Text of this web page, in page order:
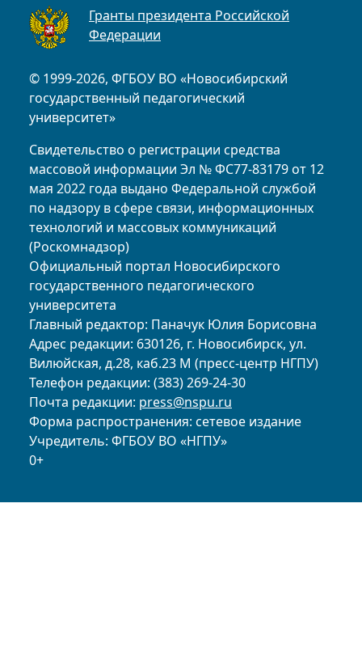
© 1999-2026, ФГБОУ ВО «Новосибирский
государственный педагогический
университет»
Свидетельство о регистрации средства
массовой информации Эл № ФС77-83179 от 12
мая 2022 года выдано Федеральной службой
по надзору в сфере связи, информационных
технологий и массовых коммуникаций
(Роскомнадзор)
Официальный портал Новосибирского
государственного педагогического
университета
Главный редактор: Паначук Юлия Борисовна
Адрес редакции: 630126, г. Новосибирск, ул.
Вилюйская, д.28, каб.23 М (пресс-центр НГПУ)
Телефон редакции: (383) 269-24-30
Почта редакции: press@nspu.ru
Форма распространения: сетевое издание
Учредитель: ФГБОУ ВО «НГПУ»
0+
Гранты президента Российской
Федерации